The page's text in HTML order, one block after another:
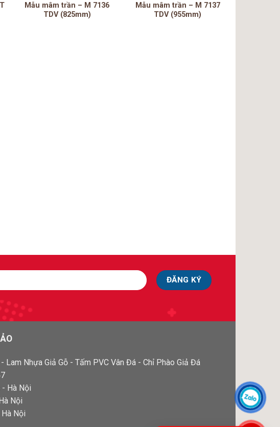
Mẫu mâm trần – M 7136
TDV (825mm)
Mẫu mâm trần – M 7137
TDV (955mm)
Nhựa Giả Gỗ - Tấm PVC Vân Đá - Chỉ Phào Giả Đá
Hà Nội
Nội
Nội